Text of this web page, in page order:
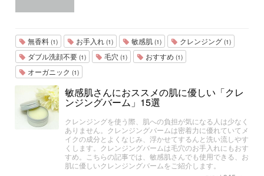
無香料 (1) お手入れ (1) 敏感肌 (1) クレンジング (1)
ダブル洗顔不要 (1) 毛穴 (1) おすすめ (1)
オーガニック (1)
敏感肌さんにおススメの肌に優しい「クレ
ンジングバーム」15選
クレンジングを使う際、肌への負担が気になる人は少なく
ありません。クレンジングバームは密着力に優れていてメ
イクの成分とよくなじみ、浮かせてするんと洗い流しやす
くします。クレンジングバームは毛穴のお手入れにもおす
すめ。こちらの記事では、敏感肌さんでも使用できる、お
肌に優しいクレンジングバームをご紹介します。